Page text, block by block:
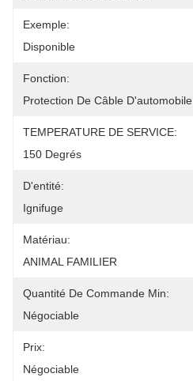
Exemple:
Disponible
Fonction:
Protection De Câble D'automobile
TEMPERATURE DE SERVICE:
150 Degrés
D'entité:
Ignifuge
Matériau:
ANIMAL FAMILIER
Quantité De Commande Min:
Négociable
Prix:
Négociable